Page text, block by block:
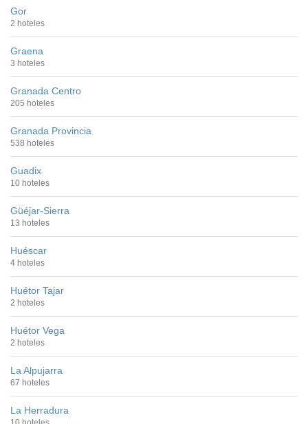
Gor
2 hoteles
Graena
3 hoteles
Granada Centro
205 hoteles
Granada Provincia
538 hoteles
Guadix
10 hoteles
Güéjar-Sierra
13 hoteles
Huéscar
4 hoteles
Huétor Tajar
2 hoteles
Huétor Vega
2 hoteles
La Alpujarra
67 hoteles
La Herradura